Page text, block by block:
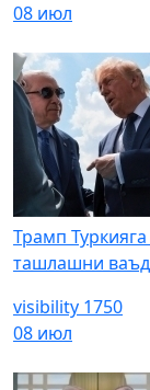
08 июл
Трамп
ташлашни
visibility 1750
08 июл